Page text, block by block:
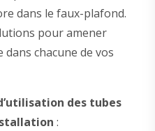
dans le faux-plafond.
pour amener
dans chacune de vos
des tubes
: